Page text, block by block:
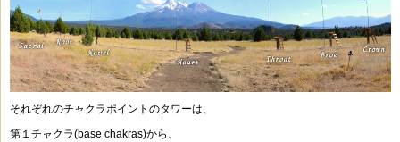
それぞれのチャクラポイントのタワーは、
第１チャクラ(base chakras)から、